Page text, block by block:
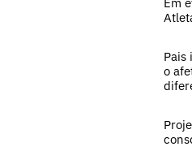
Em
Pais
o